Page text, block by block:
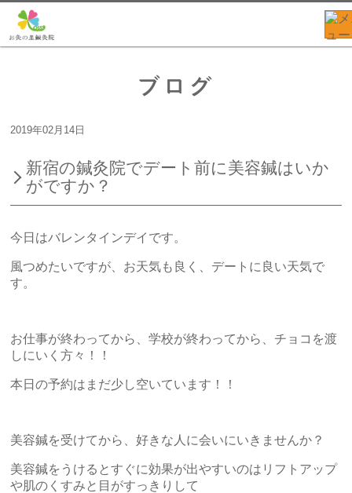
ブログ
2019年02月14日
新宿の鍼灸院でデート前に美容鍼はいか
がですか？
今日はバレンタインデイです。
風つめたいですが、お天気も良く、デートに良い天気で
す。
お仕事が終わってから、学校が終わってから、チョコを渡
しにいく方々！！
本日の予約はまだ少し空いています！！
美容鍼を受けてから、好きな人に会いにいきませんか？
美容鍼をうけるとすぐに効果が出やすいのはリフトアップ
や肌のくすみと目がすっきりして